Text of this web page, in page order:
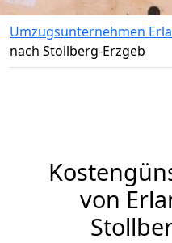
Umzugsunternehmen
nach Stollberg-Erzgeb
von